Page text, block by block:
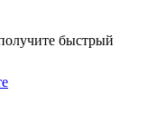
быстрый